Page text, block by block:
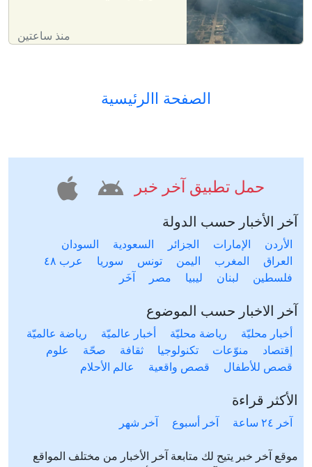
منذ ساعتين
الصفحة االرئيسية
حمل تطبيق آخر خبر
آخر الأخبار حسب الدولة
الأردن الإمارات الجزائر السعودية
السودان
العراق
المغرب اليمن تونس سوريا
عرب ٤٨
فلسطين
لبنان ليبيا مصر آخَر
آخر الاخبار حسب الموضوع
أخبار محليّة رياضة محليّة أخبار عالميّة
رياضة عالميّة
إقتصاد
منوّعات تكنولوجيا ثقافة صحّة
علوم
قصص للأطفال
قصص واقعية عالم الأحلام
الأكثر قراءة
آخر ٢٤ ساعة آخر أسبوع آخر شهر
موقع آخر خبر يتيح لك متابعة آخر الأخبار من مختلف المواقع